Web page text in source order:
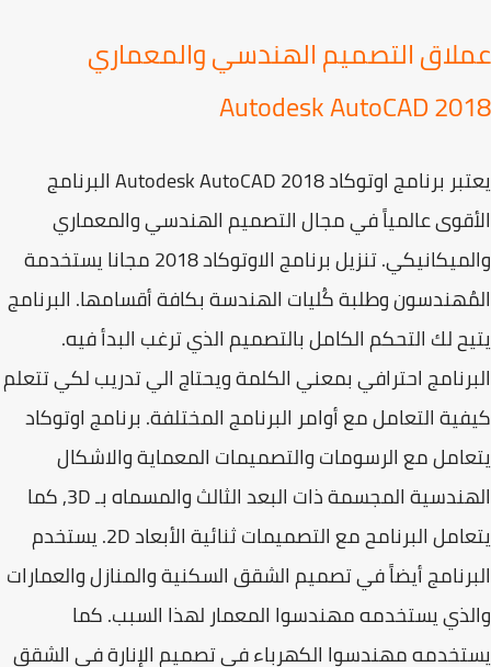
التصميم الهندسي والمعماري
Autodesk AutoCAD
برنامج اوتوكاد
Autodesk AutoCAD 2018 البرنامج
عالمياً في مجال التصميم الهندسي والمعماري
تنزيل برنامج الاوتوكاد 2018 مجانا
يستخدمة
وطلبة كُليات الهندسة بكافة أقسامها. البرنامج
لك التحكم الكامل بالتصميم الذي ترغب البدأ فيه.
احترافي بمعني الكلمة ويحتاج الي تدريب لكي تتعلم
التعامل مع أوامر البرنامج المختلفة.برنامج اوتوكاد
مع الرسومات والتصميمات المعماية والاشكال
الهندسية المجسمة ذات البعد الثالث والمسماه بـ 3D, كما
يتعامل البرنامح مع التصميمات ثنائية الأبعاد 2D. يستخدم
أيضاً في تصميم الشقق السكنية والمنازل والعمارات
يستخدمه مهندسوا المعمار لهذا السبب. كما
مهندسوا الكهرباء في تصميم الإنارة في الشقق